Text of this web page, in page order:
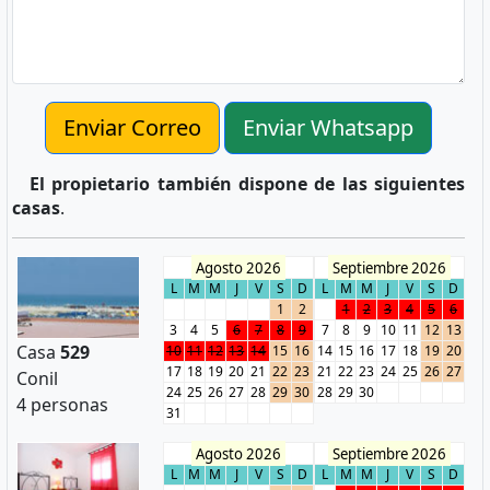
Enviar Correo Enviar Whatsapp
El propietario también dispone de las siguientes
casas.
Casa 529
Conil
4 personas
Agosto 2026
L M M J V S
D
1
2
3
4 5 6 7 8
9
10 11 12 13 14 15 16
17 18 19 20 21 22 23
24 25 26 27 28 29 30
31
Septiembre 2026
L M M J V S
D
1
2 3 4 5
6
7
8 9 10 11 12 13
14 15 16 17 18 19 20
21 22 23 24 25 26 27
28 29 30
Agosto 2026
L M M J V S
D
Septiembre 2026
L M M J V S
D